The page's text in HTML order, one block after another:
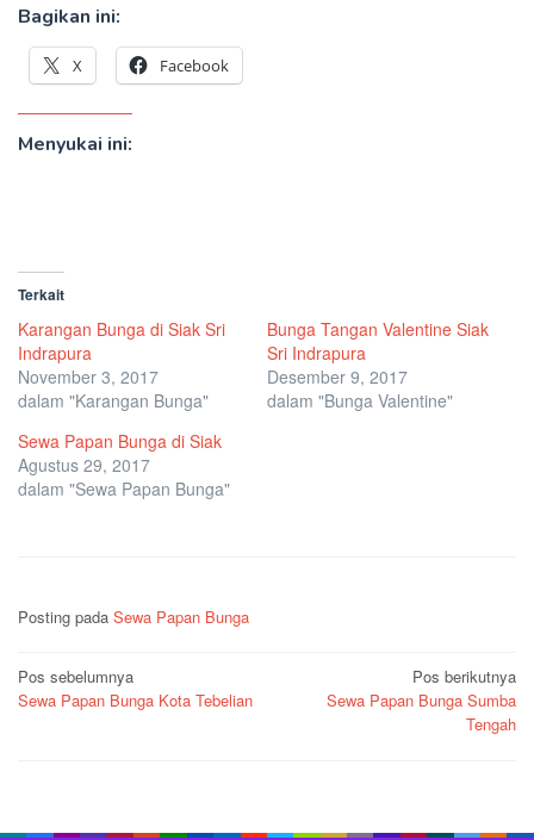
Bagikan ini:
X Facebook
Menyukai ini:
Terkait
Karangan Bunga di Siak Sri
Indrapura
November 3, 2017
dalam "Karangan Bunga"
Bunga Tangan Valentine Siak
Sri Indrapura
Desember 9, 2017
dalam "Bunga Valentine"
Sewa Papan Bunga di Siak
Agustus 29, 2017
dalam "Sewa Papan Bunga"
Posting pada Sewa Papan Bunga
Navigasi
pos
Pos sebelumnya
Sewa Papan Bunga Kota Tebelian
Pos berikutnya
Sewa Papan Bunga Sumba
Tengah